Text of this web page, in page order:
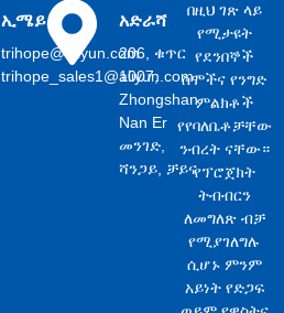
ኢሜይል
trihope@aliyun.com
trihope_sales1@aliyun.com
አድራሻ
206, ቁጥር
1007,
Zhongshan
Nan Er
መንገድ,
ሻንጋይ, ቻይና
በዚህ ገጽ ላይ
የሚታዩት
የደንበኞች
ስሞችና የንግድ
ምልክቶች
የየባለቤቶቻቸው
ንብረት ናቸው።
የፕሮጀክት
ትብብርን
ለመግለጽ ብቻ
የሚያገለግሉ
ሲሆኑ ምንም
አይነት የድጋፍ